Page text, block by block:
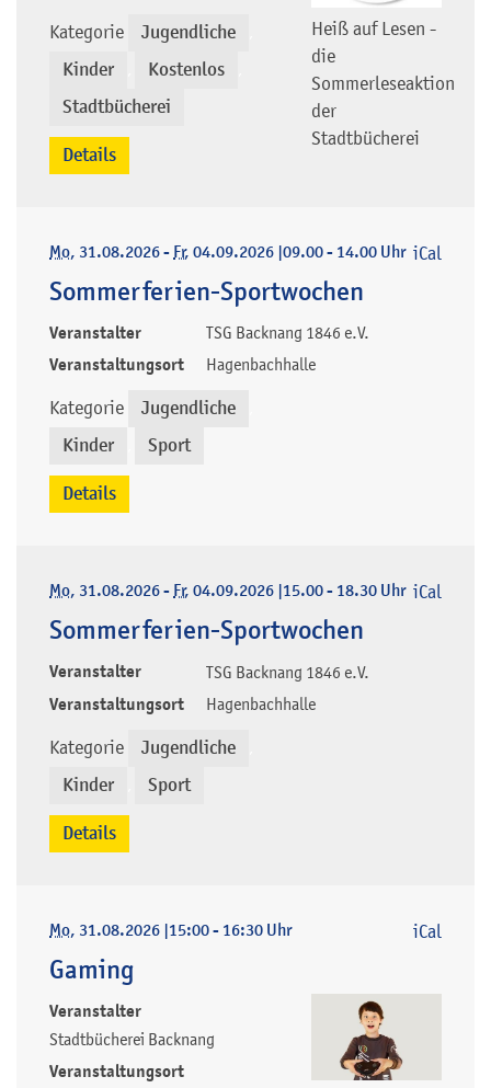
Heiß auf Lesen -
die
Sommerleseaktion
der
Stadtbücherei
Kategorie Jugendliche
Kinder Kostenlos
Stadtbücherei
Details
Mo, 31.08.2026- Fr, 04.09.2026 |09.00 - 14.00 Uhr
Sommerferien-Sportwochen
Veranstalter TSG Backnang 1846 e.V.
Veranstaltungsort Hagenbachhalle
Kategorie Jugendliche
Kinder Sport
iCal
Details
Mo, 31.08.2026-Fr, 04.09.2026 |15.00 - 18.30 Uhr
Sommerferien-Sportwochen
Veranstalter TSG Backnang 1846 e.V.
Veranstaltungsort Hagenbachhalle
Kategorie Jugendliche
Kinder Sport
iCal
Details
Mo, 31.08.2026 |15:00 - 16:30 Uhr
Gaming
Veranstalter
Stadtbücherei Backnang
Veranstaltungsort
iCal